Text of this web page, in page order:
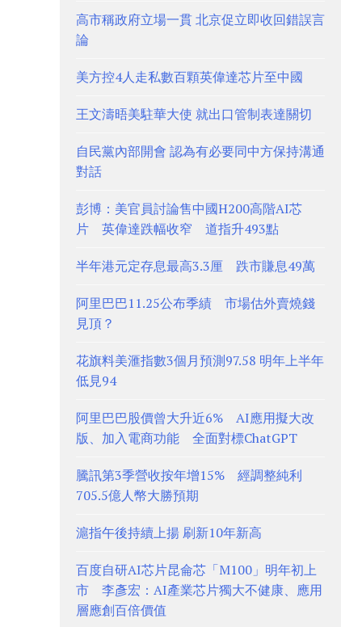
高市稱政府立場一貫 北京促立即收回錯誤言
論
美方控4人走私數百顆英偉達芯片至中國
王文濤晤美駐華大使 就出口管制表達關切
自民黨內部開會 認為有必要同中方保持溝通
對話
彭博：美官員討論售中國H200高階AI芯
片 英偉達跌幅收窄 道指升493點
半年港元定存息最高3.3厘 跌市賺息49萬
阿里巴巴11.25公布季績 市場估外賣燒錢
見頂？
花旗料美滙指數3個月預測97.58 明年上半年
低見94
阿里巴巴股價曾大升近6% AI應用擬大改
版、加入電商功能 全面對標ChatGPT
騰訊第3季營收按年增15% 經調整純利
705.5億人幣大勝預期
滬指午後持續上揚 刷新10年新高
百度自研AI芯片昆侖芯「M100」明年初上
市 李彥宏：AI產業芯片獨大不健康、應用
層應創百倍價值